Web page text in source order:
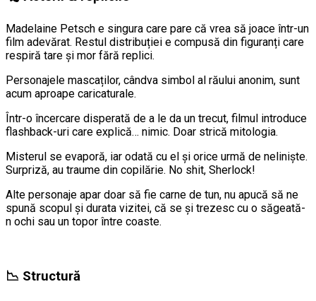
Madelaine Petsch e singura care pare că vrea să joace într-un
film adevărat. Restul distribuției e compusă din figuranți care
respiră tare și mor fără replici.
Personajele mascaților, cândva simbol al răului anonim, sunt
acum aproape caricaturale.
Într-o încercare disperată de a le da un trecut, filmul introduce
flashback-uri care explică… nimic. Doar strică mitologia.
Misterul se evaporă, iar odată cu el și orice urmă de neliniște.
Surpriză, au traume din copilărie. No shit, Sherlock!
Alte personaje apar doar să fie carne de tun, nu apucă să ne
spună scopul și durata vizitei, că se și trezesc cu o săgeată-
n ochi sau un topor între coaste.
📉 Structură